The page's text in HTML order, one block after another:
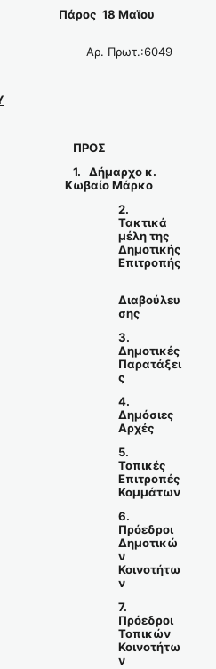
Πάρος 18 Μαϊου
Αρ. Πρωτ.:6049
ΠΡΟΣ
1. Δήμαρχο κ.
Κωβαίο Μάρκο
2.
Τακτικά
μέλη της
Δημοτικής
Επιτροπής
Διαβούλευ
σης
3.
Δημοτικές
Παρατάξει
ς
4.
Δημόσιες
Αρχές
5.
Τοπικές
Επιτροπές
Κομμάτων
6.
Πρόεδροι
Δημοτικώ
ν
Κοινοτήτω
ν
7.
Πρόεδροι
Τοπικών
Κοινοτήτω
ν